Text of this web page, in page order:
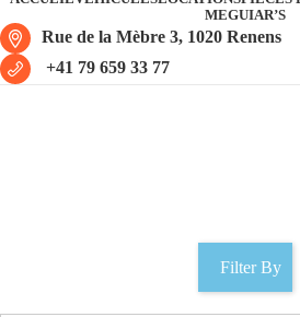
MEGUIAR’S
Rue de la Mèbre 3, 1020 Renens
+41 79 659 33 77
Filter By